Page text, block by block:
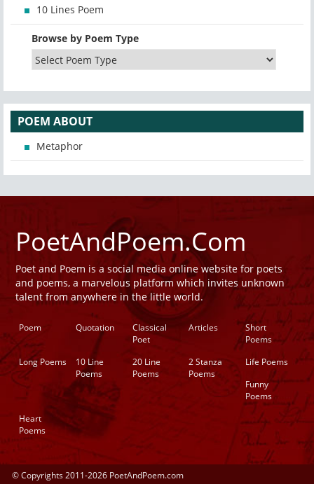
10 Lines Poem
Browse by Poem Type
POEM ABOUT
Metaphor
PoetAndPoem.Com
Poet and Poem is a social media online website for poets
and poems, a marvelous platform which invites unknown
talent from anywhere in the little world.
Poem Quotation
Classical
Poet
Articles
Short
Poems
Long Poems
10 Line
Poems
20 Line
Poems
2 Stanza
Poems
Life Poems
Funny
Poems
Heart
Poems
© Copyrights 2011-2026 PoetAndPoem.com